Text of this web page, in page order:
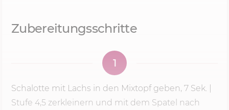
Zubereitungsschritte
1
Schalotte mit Lachs in den Mixtopf geben, 7 Sek.
Stufe 4,5 zerkleinern und mit dem Spatel nach